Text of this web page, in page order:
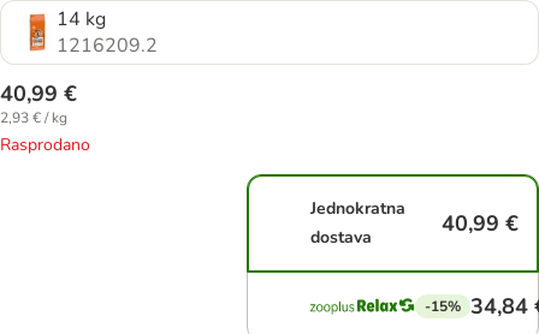
14 kg
1216209.2
40,99 €
2,93 € / kg
Rasprodano
Jednokratna
dostava
40,99 €
-15% 34,84